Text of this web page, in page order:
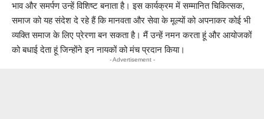
भाव और समर्पण उन्हें विशिष्ट बनाता है। इस कार्यक्रम में सम्मानित चिकित्सक,
समाज को यह संदेश दे रहे हैं कि मानवता और सेवा के मूल्यों को अपनाकर कोई भी
व्यक्ति समाज के लिए प्रेरणा बन सकता है। मैं उन्हें नमन करता हूं और आयोजकों
को बधाई देता हूं जिन्होंने इन नायकों को मंच प्रदान किया।
- Advertisement -